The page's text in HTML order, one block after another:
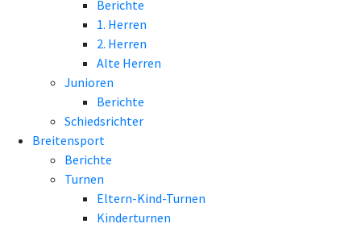
Berichte
1. Herren
2. Herren
Alte Herren
Junioren
Berichte
Schiedsrichter
Breitensport
Berichte
Turnen
Eltern-Kind-Turnen
Kinderturnen